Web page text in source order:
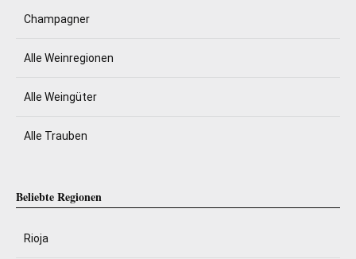
Champagner
Alle Weinregionen
Alle Weingüter
Alle Trauben
Beliebte Regionen
Rioja